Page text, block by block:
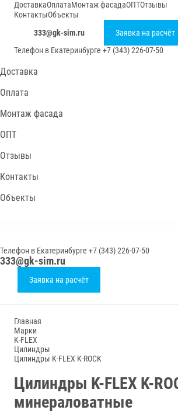
ДоставкаОплатаМонтаж фасадаОПТОтзывы
КонтактыОбъекты
333@gk-sim.ru
Заявка на расчёт
Телефон в Екатеринбурге +7 (343) 226-07-50
Доставка
Оплата
Монтаж фасада
ОПТ
Отзывы
Контакты
Объекты
Телефон в Екатеринбурге +7 (343) 226-07-50
333@gk-sim.ru
Заявка на расчёт
Главная
Марки
K-FLEX
Цилиндры
Цилиндры K-FLEX K-ROCK
Цилиндры K-FLEX K-
минераловатные